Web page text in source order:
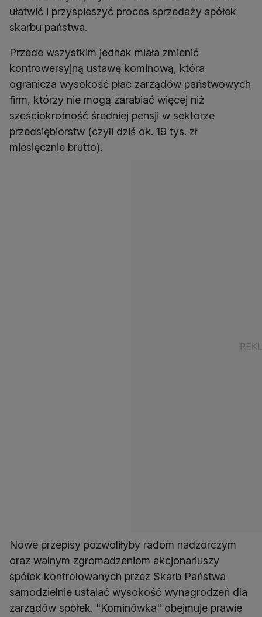
ułatwić i przyspieszyć proces sprzedaży spółek
skarbu państwa.
Przede wszystkim jednak miała zmienić
kontrowersyjną ustawę kominową, która
ogranicza wysokość płac zarządów państwowych
firm, którzy nie mogą zarabiać więcej niż
sześciokrotność średniej pensji w sektorze
przedsiębiorstw (czyli dziś ok. 19 tys. zł
miesięcznie brutto).
Nowe przepisy pozwoliłyby radom nadzorczym
oraz walnym zgromadzeniom akcjonariuszy
spółek kontrolowanych przez Skarb Państwa
samodzielnie ustalać wysokość wynagrodzeń dla
zarządów spółek. "Kominówka" obejmuje prawie